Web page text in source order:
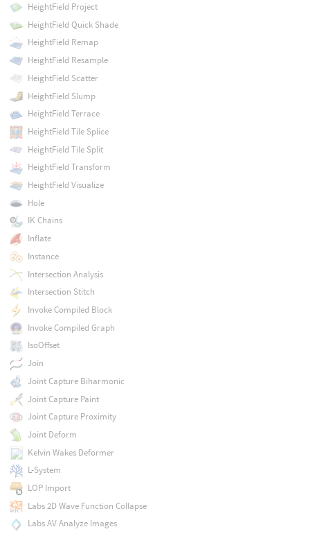
HeightField Project
HeightField Quick Shade
HeightField Remap
HeightField Resample
HeightField Scatter
HeightField Slump
HeightField Terrace
HeightField Tile Splice
HeightField Tile Split
HeightField Transform
HeightField Visualize
Hole
IK Chains
Inflate
Instance
Intersection Analysis
Intersection Stitch
Invoke Compiled Block
Invoke Compiled Graph
IsoOffset
Join
Joint Capture Biharmonic
Joint Capture Paint
Joint Capture Proximity
Joint Deform
Kelvin Wakes Deformer
L-System
LOP Import
Labs 2D Wave Function Collapse
Labs AV Analyze Images